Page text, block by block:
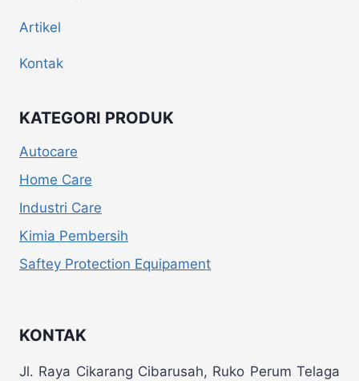
Artikel
Kontak
KATEGORI PRODUK
Autocare
Home Care
Industri Care
Kimia Pembersih
Saftey Protection Equipament
KONTAK
Jl. Raya Cikarang Cibarusah, Ruko Perum Telaga